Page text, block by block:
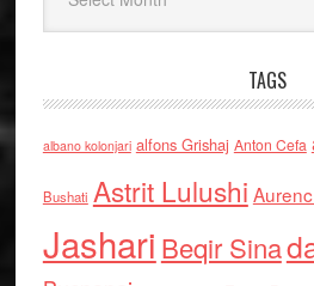
TAGS
albano kolonjari alfons Grishaj Anton Cefa
Bushati Astrit Lulushi
Jashari Beqir Sina